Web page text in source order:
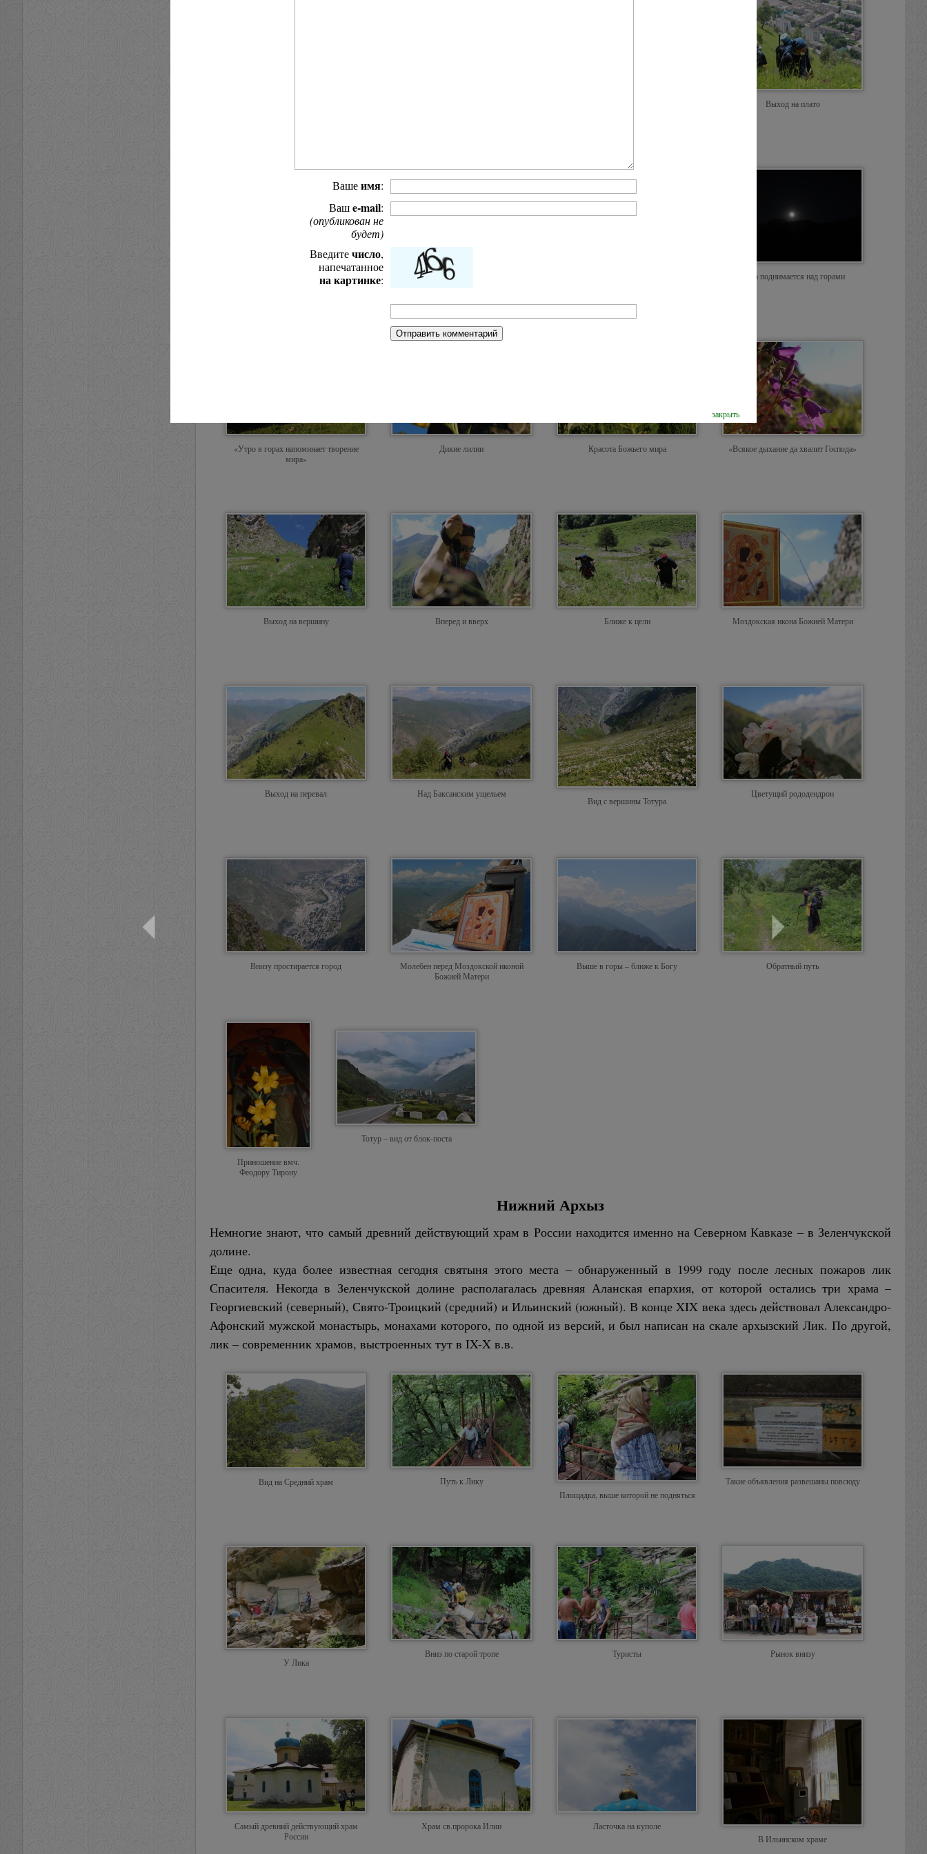
Выход на плато
Путь к подножию Тотура-Теодора-
Луна поднимается над горами
«Утро в горах напоминает творение
мира»
Дикие лилии Красота Божьего мира «Всякое дыхание да хвалит Господа»
Выход на вершину Вперед и вверх Ближе к цели Моздокская икона Божией Матери
Выход на перевал Над Баксанским ущельем
Вид с вершины Тотура
Цветущий рододендрон
Внизу простирается город
Молебен перед Моздокской иконой
Божией Матери
Выше в горы – ближе к Богу Обратный путь
Приношение вмч.
Феодору Тирону
Тотур – вид от блок-поста
Нижний Архыз
Немногие знают, что самый древний действующий храм в России находится именно на Северном Кавказе – в Зеленчукской
долине.
Еще одна, куда более известная сегодня святыня этого места – обнаруженный в 1999 году после лесных пожаров лик
Спасителя. Некогда в Зеленчукской долине располагалась древняя Аланская епархия, от которой остались три храма –
Георгиевский (северный), Свято-Троицкий (средний) и Ильинский (южный). В конце XIX века здесь действовал Александро-
Афонский мужской монастырь, монахами которого, по одной из версий, и был написан на скале архызский Лик. По другой,
лик – современник храмов, выстроенных тут в IX-X в.в.
Вид на Средний храм
Путь к Лику
Площадка, выше которой не подняться
Такие объявления развешаны повсюду
У Лика
Вниз по старой тропе Туристы Рынок внизу
Самый древний действующий храм
России
Храм св.пророка Илии
Ласточка на куполе
В Ильинском храме
Вашеимя:
Вашe-mail:
(опубликован не
будет)
Введитечисло,
напечатанное
на картинке:
закрыть